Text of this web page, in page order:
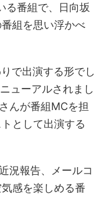
る番組で、日向坂
組を思い浮かべ
で出演する形でし
ューアルされまし
んが番組MCを担
として出演する
況報告、メールコ
感を楽しめる番